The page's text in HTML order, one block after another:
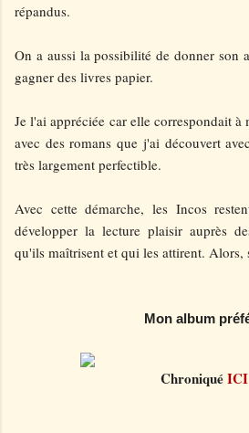
répandus.
On a aussi la possibilité de donner son
gagner des livres papier.
Je l'ai appréciée car elle correspondait à
avec des romans que j'ai découvert
très largement perfectible.
Avec cette démarche, les Incos
développer la lecture plaisir auprès
qu'ils maîtrisent et qui les attirent. Alors,
Mon album
ChroniquéICI